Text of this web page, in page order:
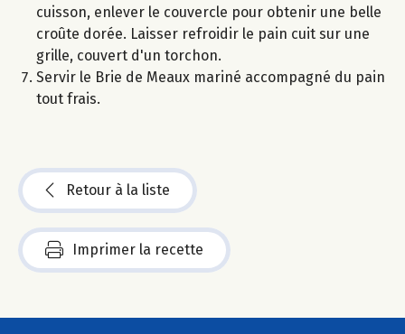
cuisson, enlever le couvercle pour obtenir une belle
croûte dorée. Laisser refroidir le pain cuit sur une
grille, couvert d'un torchon.
Servir le Brie de Meaux mariné accompagné du pain
tout frais.
Retour à la liste
Imprimer la recette